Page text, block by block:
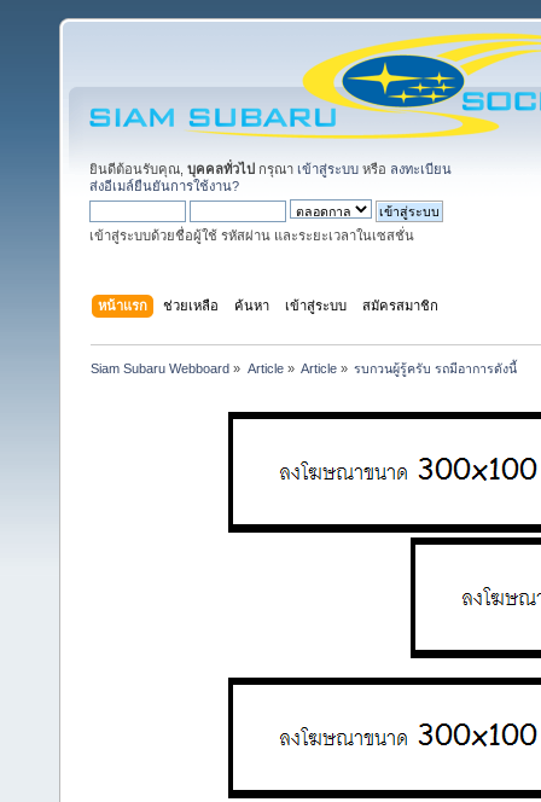
ยินดีต้อนรับคุณ, บุคคลทั่วไป กรุณา เข้าสู่ระบบ หรือ ลงทะเบียน
ส่งอีเมล์ยืนยันการใช้งาน?
เข้าสู่ระบบด้วยชื่อผู้ใช้ รหัสผ่าน และระยะเวลาในเซสชั่น
หน้าแรก ช่วยเหลือ ค้นหา เข้าสู่ระบบ สมัครสมาชิก
Siam Subaru Webboard » Article» Article» รบกวนผู้รู้ครับ รถมีอาการดังนี้